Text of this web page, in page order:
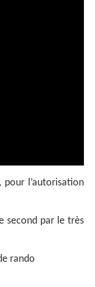
pour l’autorisation
second par le très
rando